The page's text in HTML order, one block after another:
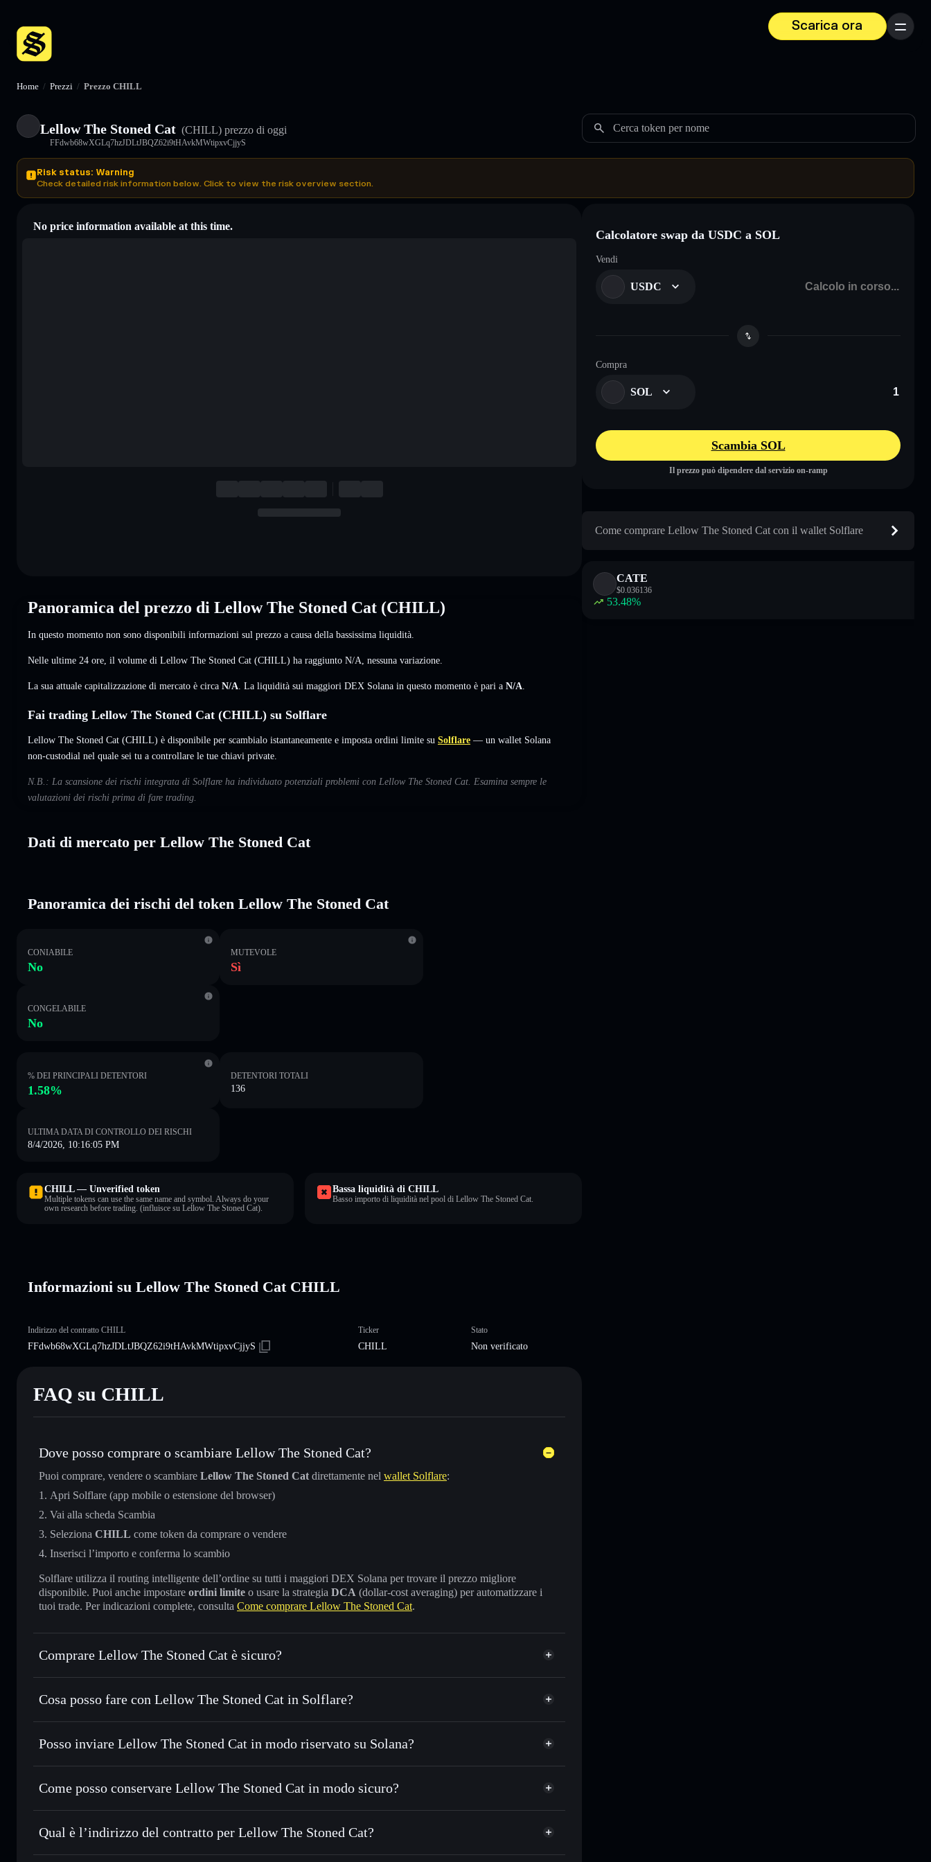
Scarica ora
Menu
Home / Prezzi / Prezzo CHILL
Lellow The Stoned Cat (CHILL) prezzo di oggi
FFdwb68wXGLq7hzJDLtJBQZ62i9tHAvkMWtipxvCjjyS
Cerca token per nome
Risk status: Warning
Check detailed risk information below. Click to view the risk overview section.
No price information available at this time.
Panoramica del prezzo di Lellow The Stoned Cat (CHILL)
In questo momento non sono disponibili informazioni sul prezzo a causa della bassissima liquidità.
Nelle ultime 24 ore, il volume di Lellow The Stoned Cat (CHILL) ha raggiunto N/A nessuna variazione
La sua attuale capitalizzazione di mercato è circa N/A . La liquidità sui maggiori DEX Solana in questo momento è pari a N/A
Fai trading Lellow The Stoned Cat (CHILL) su Solflare
Lellow The Stoned Cat (CHILL) è disponibile per scambialo istantaneamente e imposta ordini limite su Solflare — un wallet Solana
non-custodial nel quale sei tu a controllare le tue chiavi private.
N.B.: La scansione dei rischi integrata di Solflare ha individuato potenziali problemi con Lellow The Stoned Cat. Esamina sempre le
valutazioni dei rischi prima di fare trading.
Dati di mercato per Lellow The Stoned Cat
Panoramica dei rischi del token Lellow The Stoned Cat
CONIABILE
No
MUTEVOLE
Sì
CONGELABILE
No
% DEI PRINCIPALI DETENTORI
1.58%
DETENTORI TOTALI
136
ULTIMA DATA DI CONTROLLO DEI RISCHI
8/4/2026, 10:16:05 PM
CHILL — Unverified token
Multiple tokens can use the same name and symbol. Always do your
own research before trading. (influisce su Lellow The Stoned Cat).
Bassa liquidità di CHILL
Basso importo di liquidità nel pool di Lellow The Stoned Cat.
Informazioni su Lellow The Stoned Cat CHILL
Indirizzo del contratto CHILL
FFdwb68wXGLq7hzJDLtJBQZ62i9tHAvkMWtipxvCjjyS
Ticker
CHILL
Stato
Non verificato
FAQ su CHILL
Dove posso comprare o scambiare Lellow The Stoned Cat?
Puoi comprare, vendere o scambiare Lellow The Stoned Cat direttamente nel wallet Solflare:
Apri Solflare (app mobile o estensione del browser)
Vai alla scheda Scambia
Seleziona CHILL come token da comprare o vendere
Inserisci l’importo e conferma lo scambio
Solflare utilizza il routing intelligente dell’ordine su tutti i maggiori DEX Solana per trovare il prezzo migliore
disponibile. Puoi anche impostare ordini limite o usare la strategia DCA (dollar-cost averaging) per automatizzare i
tuoi trade. Per indicazioni complete, consulta Come comprare Lellow The Stoned Cat.
Comprare Lellow The Stoned Cat è sicuro?
Lellow The Stoned Cat non è verificato
Cosa posso fare con Lellow The Stoned Cat in Solflare?
Lellow The Stoned Cat
wallet Solflare
Scambiare istantaneamente— scambia CHILL in SOL, USDC o in migliaia di altri token Solana al prezzo
Usare il DCA— applica la strategia dollar-cost average su CHILL nel tempo
Inviare in modo riservato— trasferisci CHILL senza collegare pubblicamente i wallet usando l’Aggregatore di
privacy incorporato di Solflare
Posso inviare Lellow The Stoned Cat in modo riservato su Solana?
Aggregatore di privacy
Come posso conservare Lellow The Stoned Cat in modo sicuro?
Lellow The Stoned Cat wallet non-custodial Solflare
Aggregatore di privacy
Qual è l’indirizzo del contratto per Lellow The Stoned Cat?
Lellow The Stoned Cat
Calcolatore swap da USDC a SOL
Vendi
USDC
Compra
SOL
Scambia SOL
Il prezzo può dipendere dal servizio on-ramp
Come comprare Lellow The Stoned Cat con il wallet Solflare
CATE
$0.036136
53.48%